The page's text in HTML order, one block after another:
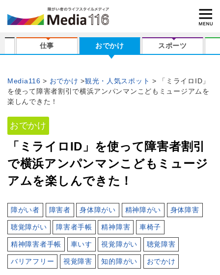
仕事 おでかけ スポーツ
Media116 おでかけ 観光・人気スポット
「ミライロID」
を使って障害者割引で横浜アンパンマンこどもミュージアムを
楽しんできた！
おでかけ
「ミライロID」を使って障害者割引
で横浜アンパンマンこどもミュージ
アムを楽しんできた！
障がい者 障害者 身体障がい 精神障がい 身体障害
聴覚障がい 障害者手帳 精神障害 車椅子
精神障害者手帳 車いす 視覚障がい 聴覚障害
バリアフリー 視覚障害 知的障がい おでかけ